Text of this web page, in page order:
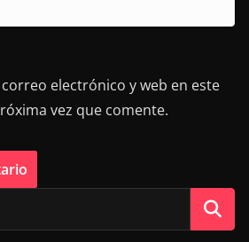
electrónico y web en este
vez que comente.